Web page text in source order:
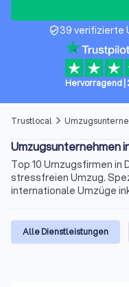
verified_user39 verifizierte
Hervorragend|
Trustlocal arrow_forward_ios
Umzugsunternehmen
Top 10 Umzugsfirmen in
stressfreien Umzug.
internationale Umzüge
Alle Dienstleistungen